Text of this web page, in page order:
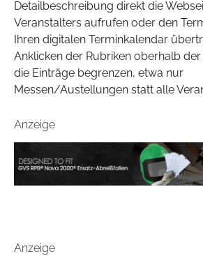
Detailbeschreibung direkt die
Veranstalters aufrufen oder den
Ihren digitalen Terminkalendar
Anklicken der Rubriken oberhalb der
die Einträge begrenzen, etwa nur
Messen/Austellungen statt alle
Anzeige
Anzeige